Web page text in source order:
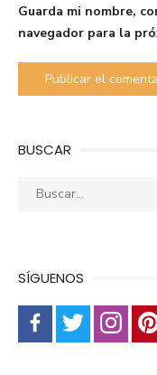
Guarda mi nombre,
navegador para la
BUSCAR
Buscar:
SÍGUENOS